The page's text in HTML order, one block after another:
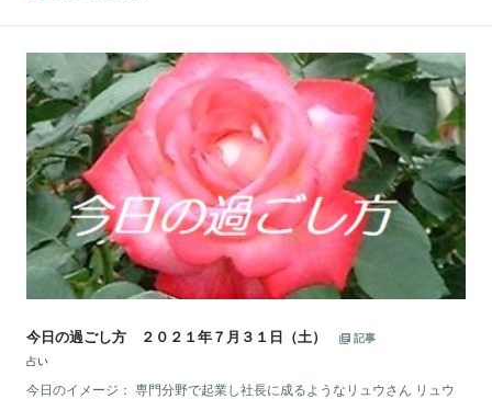
今日の過ごし方 ２０２１年７月３１日（土）
記事
占い
今日のイメージ： 専門分野で起業し社長に成るようなリュウさん リュウ